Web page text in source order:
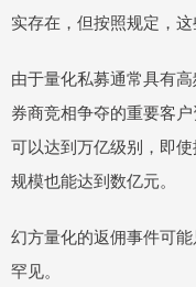
实存在，但按照规定，
由于量化私募通常具有
券商竞相争夺的重要客
可以达到万亿级别，即
规模也能达到数亿元。
幻方量化的返佣事件可
罕见。